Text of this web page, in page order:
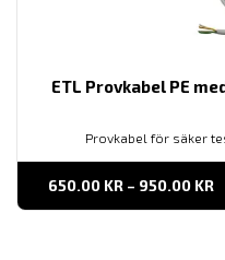
ETL Provkabel PE
Provkabel för säker
650.00 KR – 950.00 KR